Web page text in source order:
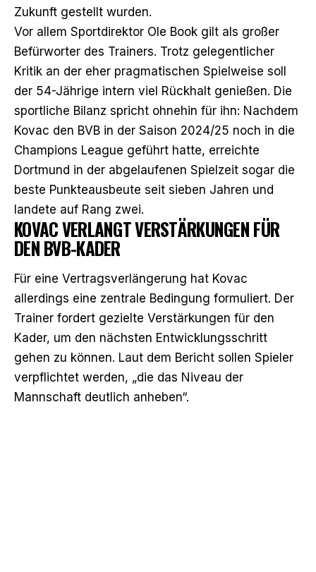
Zukunft gestellt wurden.
Vor allem Sportdirektor Ole Book gilt als großer
Befürworter des Trainers. Trotz gelegentlicher
Kritik an der eher pragmatischen Spielweise soll
der 54-Jährige intern viel Rückhalt genießen. Die
sportliche Bilanz spricht ohnehin für ihn: Nachdem
Kovac den BVB in der Saison 2024/25 noch in die
Champions League geführt hatte, erreichte
Dortmund in der abgelaufenen Spielzeit sogar die
beste Punkteausbeute seit sieben Jahren und
landete auf Rang zwei.
KOVAC VERLANGT VERSTÄRKUNGEN FÜR
DEN BVB-KADER
Für eine Vertragsverlängerung hat Kovac
allerdings eine zentrale Bedingung formuliert. Der
Trainer fordert gezielte Verstärkungen für den
Kader, um den nächsten Entwicklungsschritt
gehen zu können. Laut dem Bericht sollen Spieler
verpflichtet werden, „die das Niveau der
Mannschaft deutlich anheben“.